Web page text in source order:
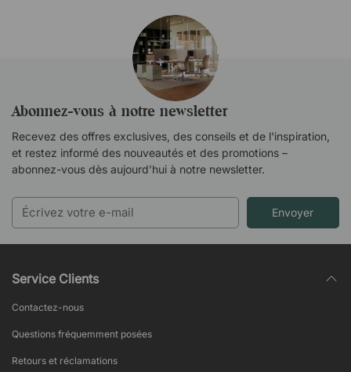
Abonnez-vous à notre newsletter
Recevez des offres exclusives, des conseils et de l'inspiration,
et restez informé des nouveautés et des promotions –
abonnez-vous dès aujourd’hui à notre newsletter.
Envoyer
Service Clients
Contactez-nous
Questions fréquemment posées
Retours et réclamations